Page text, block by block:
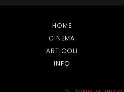
HOME
CINEMA
ARTICOLI
INFO